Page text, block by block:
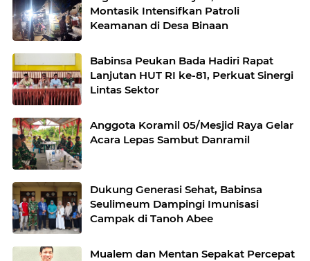
Montasik Intensifkan Patroli
Keamanan di Desa Binaan
Babinsa Peukan Bada Hadiri Rapat
Lanjutan HUT RI ke-81, Perkuat Sinergi
Lintas Sektor
Anggota Koramil 05/Mesjid Raya Gelar
Acara Lepas Sambut Danramil
Dukung Generasi Sehat, Babinsa
Seulimeum Dampingi Imunisasi
Campak di Tanoh Abee
Mualem dan Mentan Sepakat Percepat